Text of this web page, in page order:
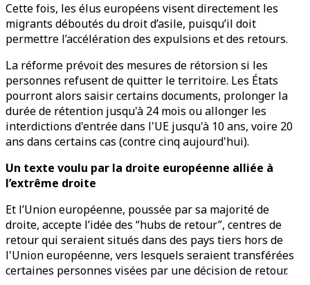
Cette fois, les élus européens visent directement les
migrants déboutés du droit d’asile, puisqu’il doit
permettre l’accélération des expulsions et des retours.
La réforme prévoit des mesures de rétorsion si les
personnes refusent de quitter le territoire. Les États
pourront alors saisir certains documents, prolonger la
durée de rétention jusqu'à 24 mois ou allonger les
interdictions d'entrée dans l'UE jusqu'à 10 ans, voire 20
ans dans certains cas (contre cinq aujourd'hui).
Un texte voulu par la droite européenne alliée à
l’extrême droite
Et l’Union européenne, poussée par sa majorité de
droite, accepte l’idée des “hubs de retour”, centres de
retour qui seraient situés dans des pays tiers hors de
l'Union européenne, vers lesquels seraient transférées
certaines personnes visées par une décision de retour.